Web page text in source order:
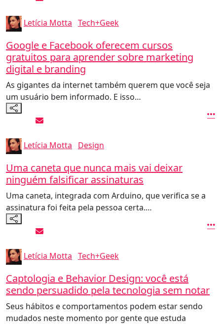
Letícia Motta Tech+Geek
Google e Facebook oferecem cursos
gratuitos para aprender sobre marketing
digital e branding
As gigantes da internet também querem que você seja
um usuário bem informado. E isso…
Letícia Motta Design
Uma caneta que nunca mais vai deixar
ninguém falsificar assinaturas
Uma caneta, integrada com Arduino, que verifica se a
assinatura foi feita pela pessoa certa.…
Letícia Motta Tech+Geek
Captologia e Behavior Design: você está
sendo persuadido pela tecnologia sem notar
Seus hábitos e comportamentos podem estar sendo
mudados neste momento por gente que estuda